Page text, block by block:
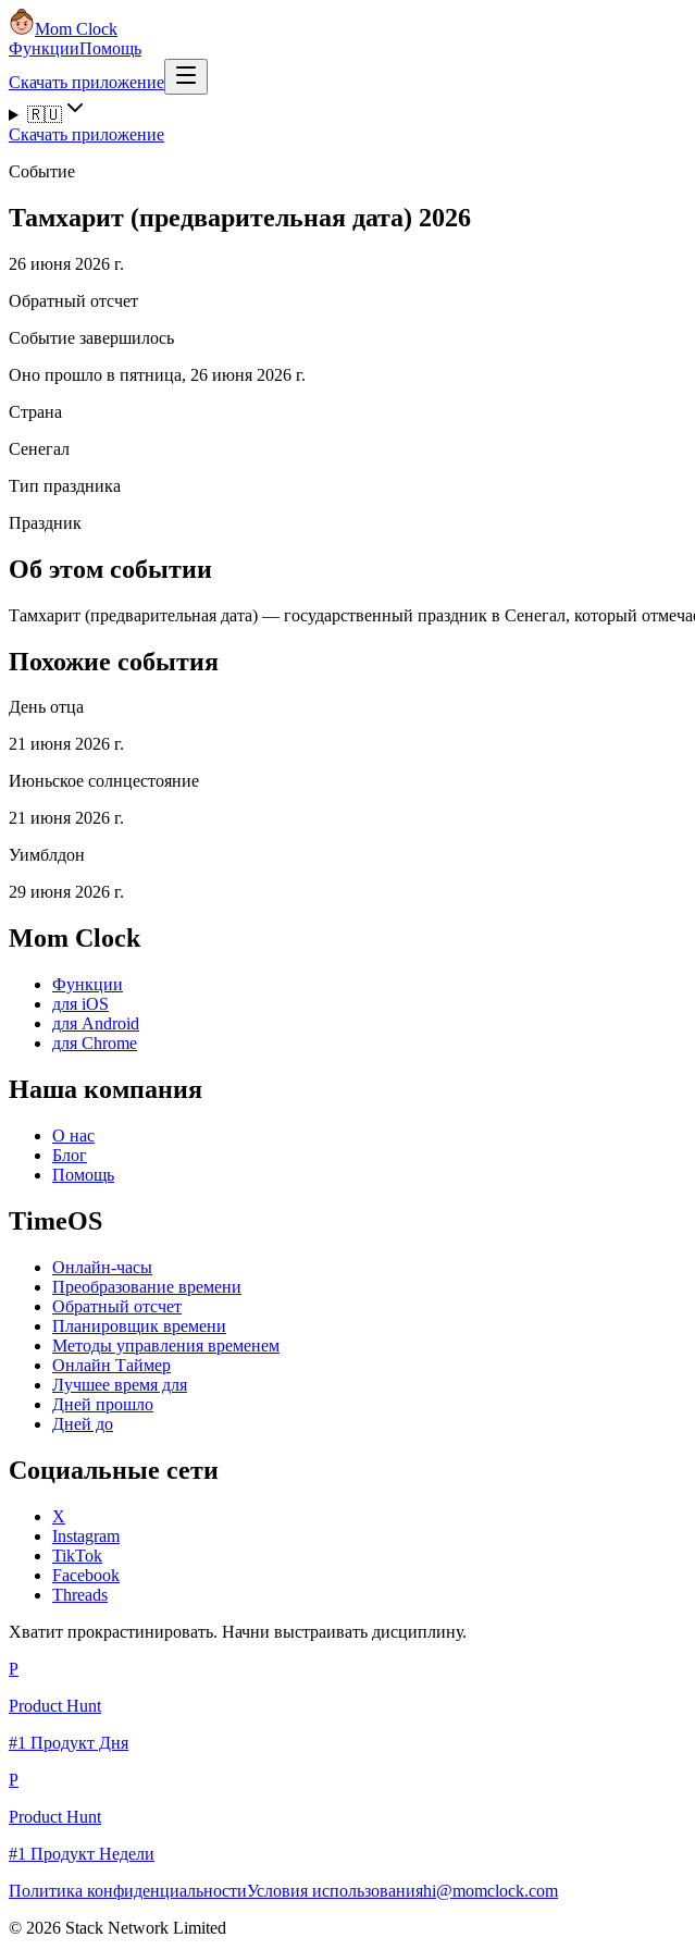
Mom Clock
ФункцииПомощь
Скачать приложение
🇷🇺
Скачать приложение
Событие
Тамхарит (предварительная дата) 2026
26 июня 2026 г.
Обратный отсчет
Событие завершилось
Оно прошло в пятница, 26 июня 2026 г.
Страна
Сенегал
Тип праздника
Праздник
Об этом событии
Тамхарит (предварительная дата) — государственный праздник в Сенегал, который
Похожие события
День отца
21 июня 2026 г.
Июньское солнцестояние
21 июня 2026 г.
Уимблдон
29 июня 2026 г.
Mom Clock
Функции
для iOS
для Android
для Chrome
Наша компания
О нас
Блог
Помощь
TimeOS
Онлайн-часы
Преобразование времени
Обратный отсчет
Планировщик времени
Методы управления временем
Онлайн Таймер
Лучшее время для
Дней прошло
Дней до
Социальные сети
X
Instagram
TikTok
Facebook
Threads
Хватит прокрастинировать. Начни выстраивать дисциплину.
P
Product Hunt
#1 Продукт Дня
P
Product Hunt
#1 Продукт Недели
Политика конфиденциальностиУсловия использованияhi@momclock.com
© 2026 Stack Network Limited